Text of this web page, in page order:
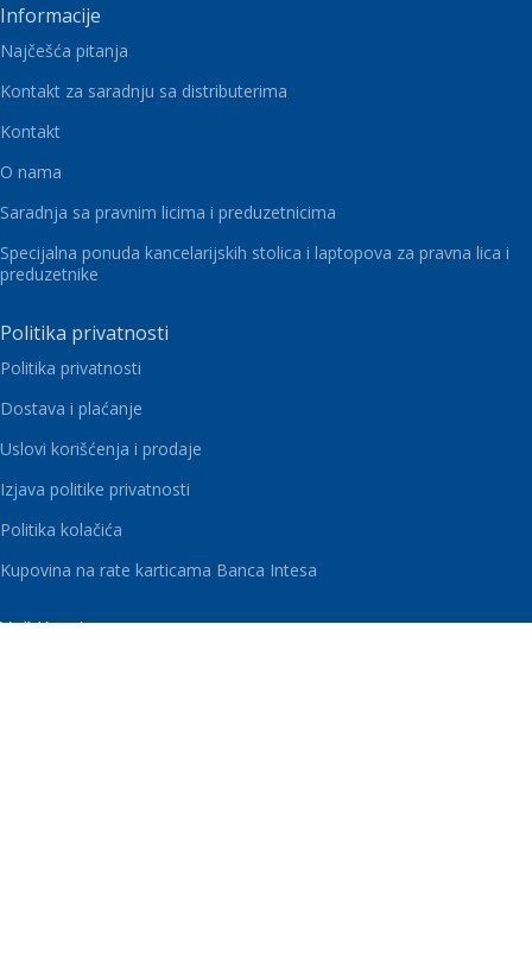
Informacije
Najčešća pitanja
Kontakt za saradnju sa distributerima
Kontakt
O nama
Saradnja sa pravnim licima i preduzetnicima
Specijalna ponuda kancelarijskih stolica i laptopova za pravna lica i
preduzetnike
Politika privatnosti
Politika privatnosti
Dostava i plaćanje
Uslovi korišćenja i prodaje
Izjava politike privatnosti
Politika kolačića
Kupovina na rate karticama Banca Intesa
Vaš Kutak